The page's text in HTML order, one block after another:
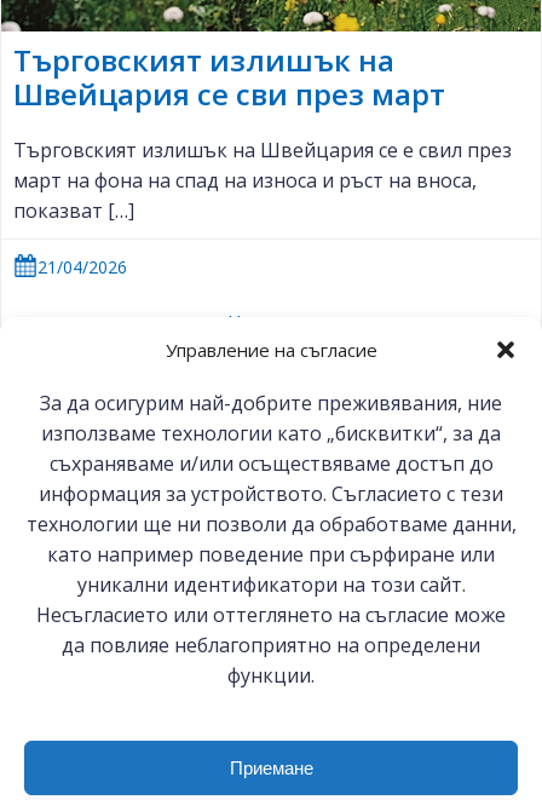
Управление на съгласие
За да осигурим най-добрите преживявания, ние
използваме технологии като „бисквитки“, за да
съхраняваме и/или осъществяваме достъп до
информация за устройството. Съгласието с тези
технологии ще ни позволи да обработваме данни,
като например поведение при сърфиране или
уникални идентификатори на този сайт.
Несъгласието или оттеглянето на съгласие може
да повлияе неблагоприятно на определени
функции.
Приемане
Търговският излишък на
Швейцария се сви през март
Търговският излишък на Швейцария се е свил през
март на фона на спад на износа и ръст на вноса,
показват […]
21/04/2026
Новини
© 2026 БСК-Комерсконсулт ЕООД
София 1000, ул. Цар Самуил №27
bsc-cc@bia-bg.com; s.vasilchin@bsc-cc.com
Политика на поверителност